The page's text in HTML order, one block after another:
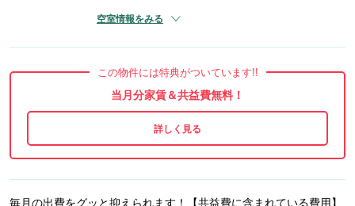
空室情報をみる
この物件には特典がついています!!
当月分家賃＆共益費無料！
毎月の出費をグッと抑えられます！【共益費に含まれている費用】